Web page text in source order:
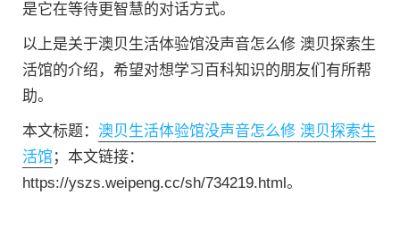
是它在等待更智慧的对话方式。
以上是关于澳贝生活体验馆没声音怎么修 澳贝探索生
活馆的介绍，希望对想学习百科知识的朋友们有所帮
助。
本文标题： 澳贝生活体验馆没声音怎么修 澳贝探索生
活馆 ；本文链接：
https://yszs.weipeng.cc/sh/734219.html。